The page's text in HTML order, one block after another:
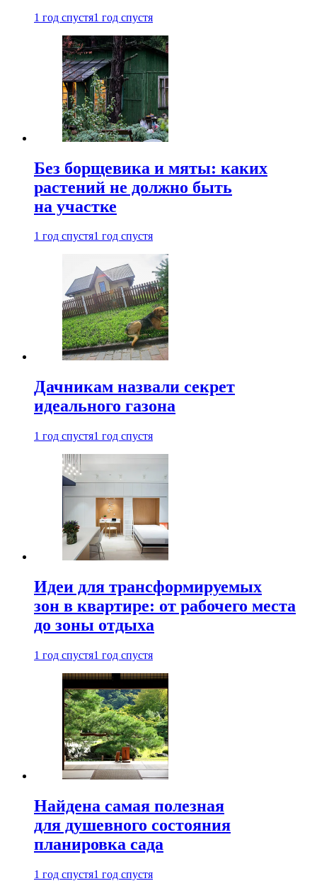
1 год спустя1 год спустя
Без борщевика и мяты: каких
растений не должно быть
на участке
1 год спустя1 год спустя
Дачникам назвали секрет
идеального газона
1 год спустя1 год спустя
Идеи для трансформируемых
зон в квартире: от рабочего места
до зоны отдыха
1 год спустя1 год спустя
Найдена самая полезная
для душевного состояния
планировка сада
1 год спустя1 год спустя